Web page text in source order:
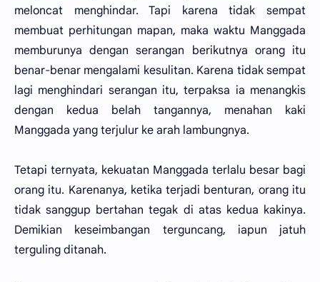
meloncat menghindar. Tapi karena tidak sempat
membuat perhitungan mapan, maka waktu Manggada
memburunya dengan serangan berikutnya orang itu
benar-benar mengalami kesulitan. Karena tidak sempat
lagi menghindari serangan itu, terpaksa ia menangkis
dengan kedua belah tangannya, menahan kaki
Manggada yang terjulur ke arah lambungnya.
Tetapi ternyata, kekuatan Manggada terlalu besar bagi
orang itu. Karenanya, ketika terjadi benturan, orang itu
tidak sanggup bertahan tegak di atas kedua kakinya.
Demikian keseimbangan terguncang, iapun jatuh
terguling ditanah.